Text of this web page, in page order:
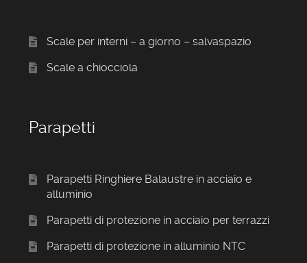
Scale per interni – a giorno – salvaspazio
Scale a chiocciola
Parapetti
Parapetti Ringhiere Balaustre in acciaio e
alluminio
Parapetti di protezione in acciaio per terrazzi
Parapetti di protezione in alluminio NTC